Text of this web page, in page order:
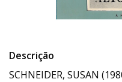
Descrição
SCHNEIDER, SUSAN